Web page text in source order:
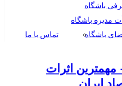
باشگاه
مدیره باشگاه
باشگاه
تماس با ما
شماره 6 – مهمترین اثرات